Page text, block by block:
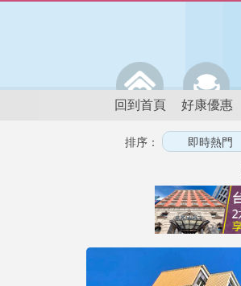
回到首頁 好康優惠
排序：